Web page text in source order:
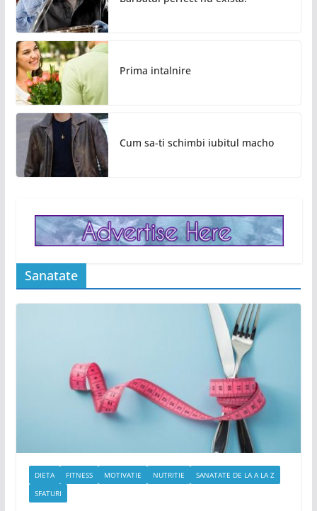
Prima intalnire
Cum sa-ti schimbi iubitul macho
Sanatate
DIETA FITNESS MOTIVATIE NUTRITIE
SANATATE DE LA A LA Z
SFATURI